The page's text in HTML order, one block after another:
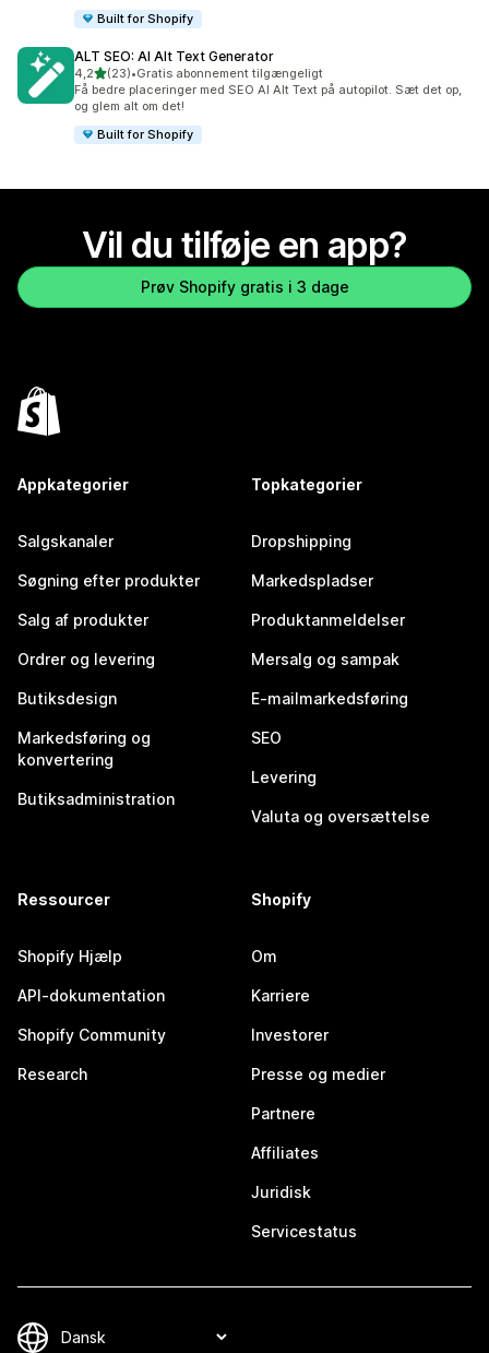
Built for Shopify
ALT SEO: AI Alt Text Generator
4,2ud af 5 stjerner
(23)
23 anmeldelser i alt
•Gratis abonnement tilgængeligt
Få bedre placeringer med SEO AI Alt Text på autopilot. Sæt det op,
og glem alt om det!
Built for Shopify
Vil du tilføje en app?
Prøv Shopify gratis i 3 dage
Appkategorier
Salgskanaler
Søgning efter produkter
Salg af produkter
Ordrer og levering
Butiksdesign
Markedsføring og
konvertering
Butiksadministration
Topkategorier
Dropshipping
Markedspladser
Produktanmeldelser
Mersalg og sampak
E-mailmarkedsføring
SEO
Levering
Valuta og oversættelse
Ressourcer
Shopify Hjælp
API-dokumentation
Shopify Community
Research
Shopify
Om
Karriere
Investorer
Presse og medier
Partnere
Affiliates
Juridisk
Servicestatus